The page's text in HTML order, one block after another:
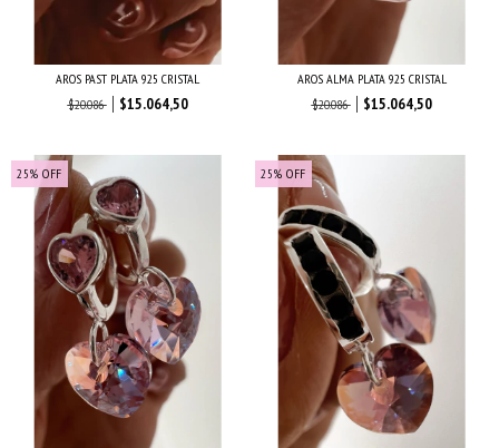
AROS PAST PLATA 925 CRISTAL
$20.086
$15.064,50
AROS ALMA PLATA 925 CRISTAL
$20.086
$15.064,50
25% OFF 25% OFF